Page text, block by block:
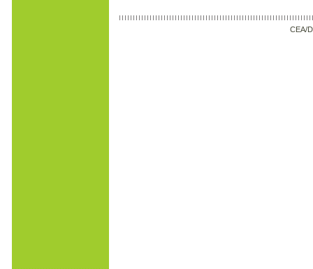
CEA/